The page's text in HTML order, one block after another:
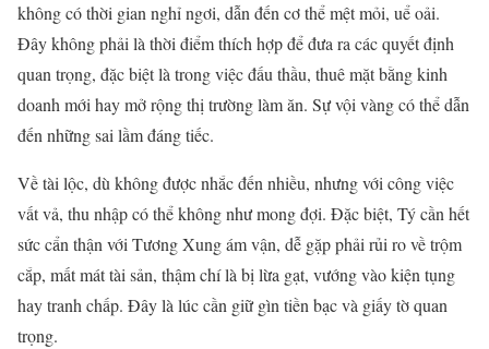
không có thời gian nghỉ ngơi, dẫn đến cơ thể mệt mỏi, uể oải.
Đây không phải là thời điểm thích hợp để đưa ra các quyết định
quan trọng, đặc biệt là trong việc đấu thầu, thuê mặt bằng kinh
doanh mới hay mở rộng thị trường làm ăn. Sự vội vàng có thể dẫn
đến những sai lầm đáng tiếc.
Về tài lộc, dù không được nhắc đến nhiều, nhưng với công việc
vất vả, thu nhập có thể không như mong đợi. Đặc biệt, Tý cần hết
sức cẩn thận với Tương Xung ám vận, dễ gặp phải rủi ro về trộm
cắp, mất mát tài sản, thậm chí là bị lừa gạt, vướng vào kiện tụng
hay tranh chấp. Đây là lúc cần giữ gìn tiền bạc và giấy tờ quan
trọng.